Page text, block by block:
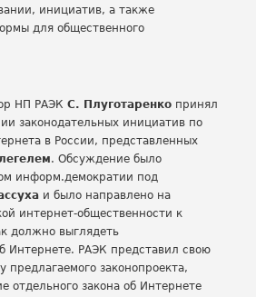
инициатив, а также
для общественного
НП РАЭК С. Плуготаренко принял
законодательных инициатив по
в России, представленных
. Обсуждение было
информ.демократии под
и было направлено на
интернет-общественности к
должно выглядеть
Интернете. РАЭК представил свою
предлагаемого законопроекта,
отдельного закона об Интернете